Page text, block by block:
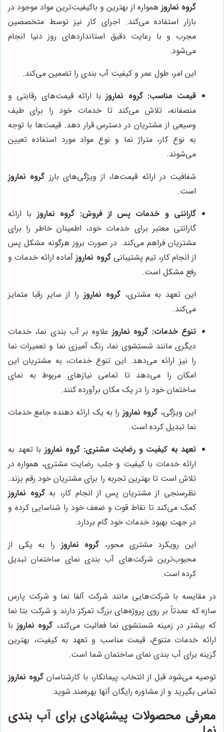
گروه نماروز همواره از بهترین و باکیفیت‌ترین مواد موجود در
بازار استفاده می‌کند. اجرای کار نیز توسط متخصصین
مجرب و با رعایت دقیق استانداردهای روز دنیا انجام
می‌شود.
این امر، طول عمر و کیفیت آب بندی را تضمین می‌کند.
قیمت مناسب: گروه نماروزبا ارائه قیمت‌های رقابتی و
منصفانه، تلاش می‌کند تا خدمات خود را برای طیف
وسیعی از مشتریان در دسترس قرار دهد. قیمت‌ها با توجه
به نوع کار، متراژ نما و نوع مواد مورد استفاده تعیین
می‌شوند.
شفافیت در ارائه قیمت‌ها، از ویژگی‌های بارز گروه نماروز
است.
گارانتی و خدمات پس از فروش: گروه نماروز با ارائه
گارانتی معتبر برای خدمات خود، اطمینان خاطر را برای
مشتریان فراهم می‌کند. در صورت بروز هرگونه مشکل پس
از انجام کار، تیم پشتیبانیگروه نماروزآماده ارائه خدمات و
رفع مشکل است.
این تعهد به مشتری،گروه نماروز را از سایر رقبا متمایز
می‌کند.
تنوع خدمات: گروه نماروز علاوه بر آب بندی نما، خدمات
دیگری مانند شستشوی نما، رنگ آمیزی نما و تعمیرات نما
را نیز ارائه می‌دهد. این تنوع خدمات، به مشتریان این
امکان را می‌دهد تا تمامی نیازهای مربوط به نمای
ساختمان خود را در یک مکان برآورده کنند.
این ویژگی، گروه نماروز را به یک ارائه دهنده جامع خدمات
نما تبدیل کرده است.
تعهد به کیفیت و رضایت مشتری: گروه نماروز با تعهد به
ارائه خدمات با کیفیت و جلب رضایت مشتری، همواره در
تلاش است تا بهترین تجربه را برای مشتریان خود رقم بزند.
نظرسنجی از مشتریان پس از انجام کار، بهگروه نماروز
کمک می‌کند تا نقاط قوت و ضعف خود را شناسایی کرده و
در جهت بهبود خدمات خود گام بردارد.
این رویکرد مشتری محور، گروه نماروز را به یکی از
محبوب‌ترین شرکت‌های آب بندی نمای ساختمان تبدیل
کرده است.
در مقایسه با شرکت‌هایی مانند شرکت آلفا نما و شرکت پارس
سازه که عمدتاً بر روی پروژه‌های بزرگ تمرکز دارند و شرکت بتا نما
که بیشتر در زمینه شستشوی نما فعالیت می‌کند، گروه نماروزبا
ارائه خدمات متنوع، قیمت مناسب و تعهد به کیفیت، بهترین
گزینه برای آب بندی نمای ساختمان شما است.
توصیه می‌شود قبل از انتخاب پیمانکار، با کارشناسان گروه نماروز
تماس بگیرید و از مشاوره رایگان آنها بهره‌مند شوید.
معرفی محصولات پیشنهادی برای آب بندی